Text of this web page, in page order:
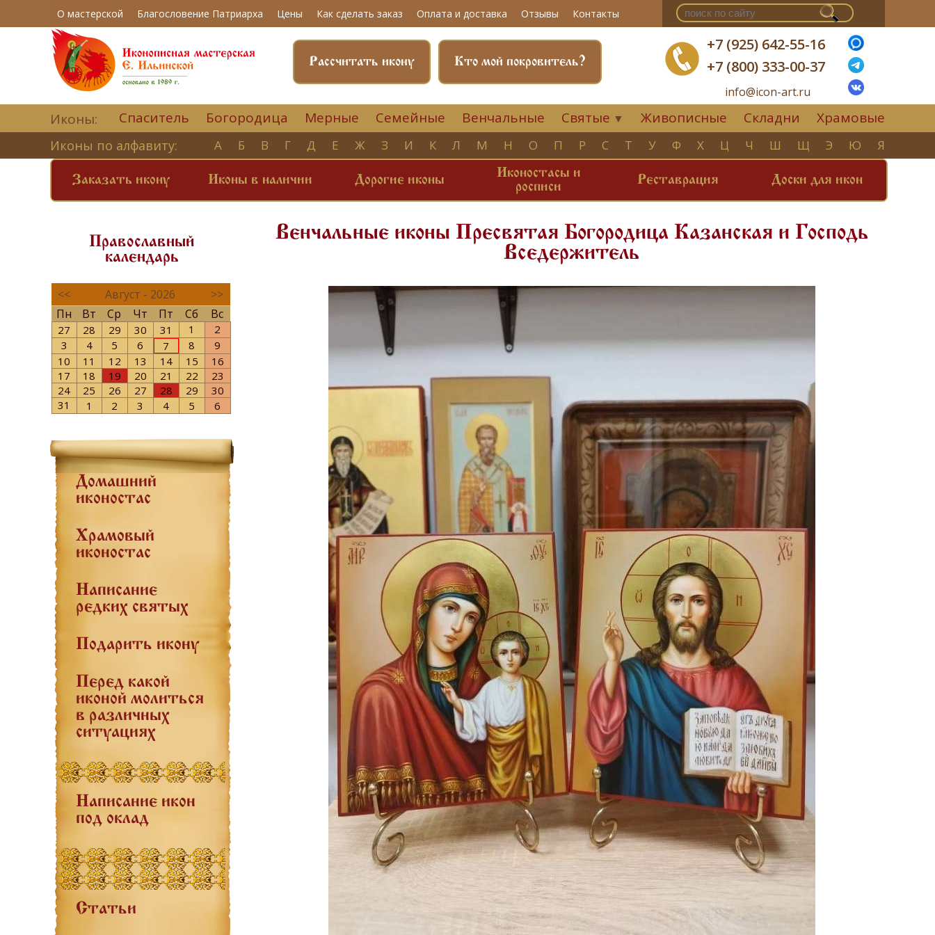
О мастерской Благословение Патриарха Цены Как сделать заказ Оплата и доставка Отзывы Контакты
+7 (925) 642-55-16
+7 (800) 333-00-37
info@icon-art.ru
Кто мой покровитель?
Рассчитать икону
Иконы: Спаситель Богородица Мерные Семейные Венчальные Святые ▼ Живописные Складни Храмовые
Иконы по алфавиту: А Б В Г Д Е Ж З И К Л М Н О П Р С Т У Ф Х Ц Ч Ш Щ Э Ю Я
Заказать икону Иконы в наличии Дорогие иконы
Иконостасы и
росписи
Реставрация Доски для икон
Православный
календарь
<< Август - 2026
>>
Пн
Вт Ср Чт Пт Сб Вс
27 28 29 30 31 1
2
3
4 5 6 7 8
9
10
11 12 13 14 15
16
17
18 19 20 21 22
23
24
25 26 27 28 29
30
31
1 2 3 4 5 6
Домашний
иконостас
Храмовый
иконостас
Написание
редких святых
Подарить икону
Перед какой
иконой молиться
в различных
ситуациях
Написание икон
под оклад
Статьи
Венчальные иконы Пресвятая Богородица Казанская и Господь
Вседержитель